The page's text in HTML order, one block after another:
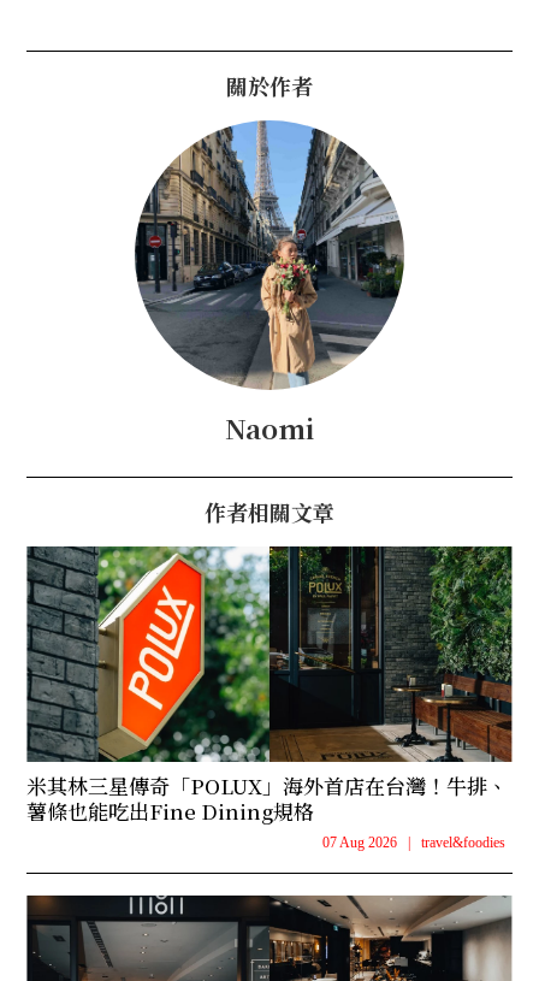
關於作者
Naomi
作者相關文章
米其林三星傳奇「POLUX」海外首店在台灣！牛排、
薯條也能吃出Fine Dining規格
07 Aug 2026 travel&foodies